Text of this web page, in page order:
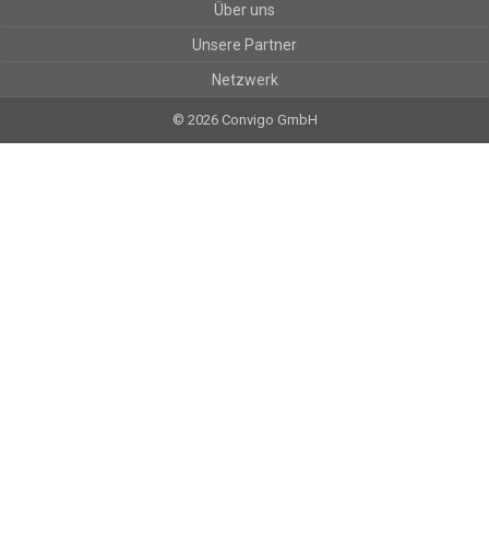
Über uns
Unsere Partner
Netzwerk
© 2026 Convigo GmbH